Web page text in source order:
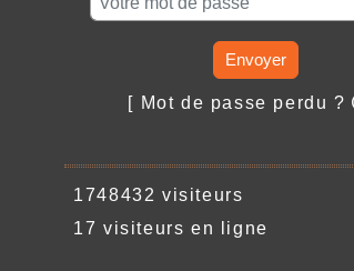
Envoyer
[ Mot de passe perdu ?
1748432 visiteurs
17 visiteurs en ligne